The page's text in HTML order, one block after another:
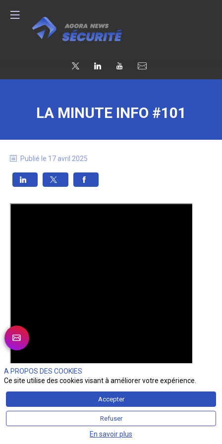
LA MINUTE INFO #101
Publié le 17 avril 2025
A PROPOS DES COOKIES
Ce site utilise des cookies visant à améliorer votre expérience.
Accepter
Refuser
En savoir plus